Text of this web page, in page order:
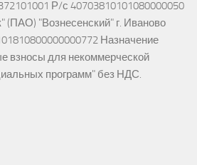
Р/с 40703810101080000050
(ПАО) "Вознесенский" г. Иваново
Назначение
взносы для некоммерческой
программ" без НДС.